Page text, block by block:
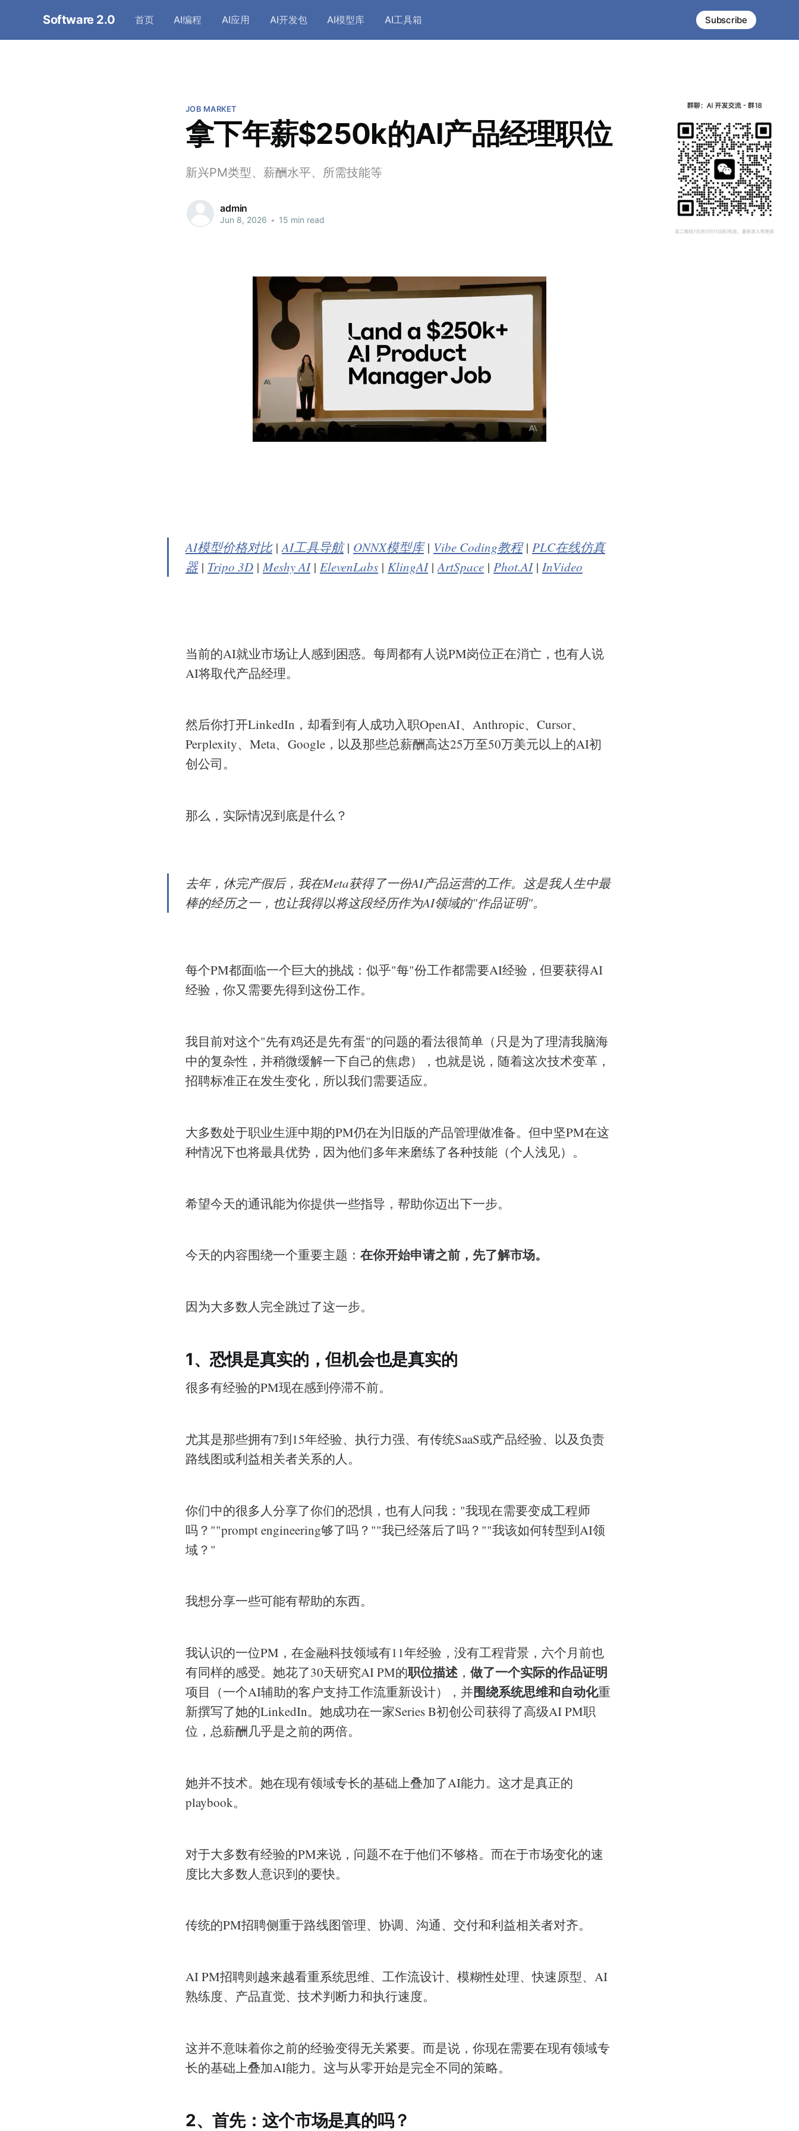
Software 2.0 首页 AI编程 AI应用 AI开发包 AI模型库 AI工具箱 Subscribe
JOB MARKET
拿下年薪$250k的AI产品经理职位
新兴PM类型、薪酬水平、所需技能等
admin
Jun 8, 2026 • 15 min read
AI模型价格对比|AI工具导航| ONNX模型库| Vibe Coding教程| PLC在线仿真
器| Tripo 3D |Meshy AI| ElevenLabs | KlingAI|ArtSpace | Phot.AI| InVideo
当前的AI就业市场让人感到困惑。每周都有人说PM岗位正在消亡，也有人说
AI将取代产品经理。
然后你打开LinkedIn，却看到有人成功入职OpenAI、Anthropic、Cursor、
Perplexity、Meta、Google，以及那些总薪酬高达25万至50万美元以上的AI初
创公司。
那么，实际情况到底是什么？
去年，休完产假后，我在Meta获得了一份AI产品运营的工作。这是我人生中最
棒的经历之一，也让我得以将这段经历作为AI领域的"作品证明"。
每个PM都面临一个巨大的挑战：似乎"每"份工作都需要AI经验，但要获得AI
经验，你又需要先得到这份工作。
我目前对这个"先有鸡还是先有蛋"的问题的看法很简单（只是为了理清我脑海
中的复杂性，并稍微缓解一下自己的焦虑），也就是说，随着这次技术变革，
招聘标准正在发生变化，所以我们需要适应。
大多数处于职业生涯中期的PM仍在为旧版的产品管理做准备。但中坚PM在这
种情况下也将最具优势，因为他们多年来磨练了各种技能（个人浅见）。
希望今天的通讯能为你提供一些指导，帮助你迈出下一步。
今天的内容围绕一个重要主题： 在你开始申请之前，先了解市场。
因为大多数人完全跳过了这一步。
1、恐惧是真实的，但机会也是真实的
很多有经验的PM现在感到停滞不前。
尤其是那些拥有7到15年经验、执行力强、有传统SaaS或产品经验、以及负责
路线图或利益相关者关系的人。
你们中的很多人分享了你们的恐惧，也有人问我："我现在需要变成工程师
吗？""prompt engineering够了吗？""我已经落后了吗？""我该如何转型到AI领
域？"
我想分享一些可能有帮助的东西。
我认识的一位PM，在金融科技领域有11年经验，没有工程背景，六个月前也
有同样的感受。她花了30天研究AI PM的职位描述， 做了一个实际的作品证明
项目（一个AI辅助的客户支持工作流重新设计），并围绕系统思维和自动化重
新撰写了她的LinkedIn。她成功在一家Series B初创公司获得了高级AI PM职
位，总薪酬几乎是之前的两倍。
她并不技术。她在现有领域专长的基础上叠加了AI能力。这才是真正的
playbook。
对于大多数有经验的PM来说，问题不在于他们不够格。而在于市场变化的速
度比大多数人意识到的要快。
传统的PM招聘侧重于路线图管理、协调、沟通、交付和利益相关者对齐。
AI PM招聘则越来越看重系统思维、工作流设计、模糊性处理、快速原型、AI
熟练度、产品直觉、技术判断力和执行速度。
这并不意味着你之前的经验变得无关紧要。而是说，你现在需要在现有领域专
长的基础上叠加AI能力。这与从零开始是完全不同的策略。
2、首先：这个市场是真的吗？